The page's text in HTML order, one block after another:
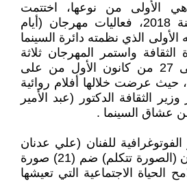
الأولى من نوعها، اختتمت
الأسبوع الاخير من سنة 2018، فعاليات مهرجان (أيام
الأولى الذي نظمته دائرة السينما
واستمر المهرجان ثلاثة
أيام اعتبارا من 25 الى 27 من كانون الأول من على
عرضت خلالها أفلام روائية
الثقافة الدكتور (عبد الأمير
عشاق السينما .
للفنان (علي عدنان
مزهر) الذي حمل عنوان (الصورة تتكلم) ضم (21) صورة
الحياة الاجتماعية التي تعيشها